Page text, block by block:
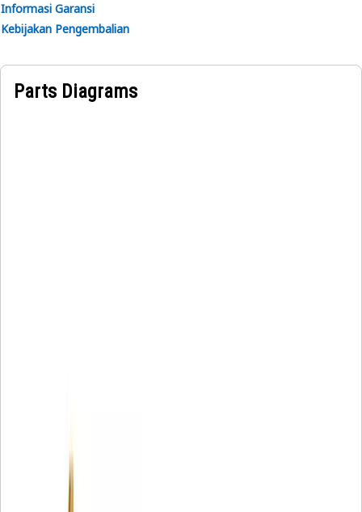
Informasi Garansi
Kebijakan Pengembalian
Parts Diagrams